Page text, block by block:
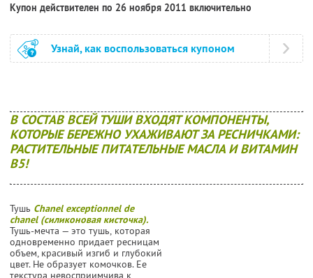
Купон действителен по 26 ноября 2011 включительно
Узнай, как воспользоваться купоном
В СОСТАВ ВСЕЙ ТУШИ ВХОДЯТ КОМПОНЕНТЫ,
КОТОРЫЕ БЕРЕЖНО УХАЖИВАЮТ ЗА РЕСНИЧКАМИ:
РАСТИТЕЛЬНЫЕ ПИТАТЕЛЬНЫЕ МАСЛА И ВИТАМИН
В5!
Тушь Chanel exceptionnel de
chanel (силиконовая кисточка).
Тушь-мечта — это тушь, которая
одновременно придает ресницам
объем, красивый изгиб и глубокий
цвет. Не образует комочков. Ее
текстура невосприимчива к